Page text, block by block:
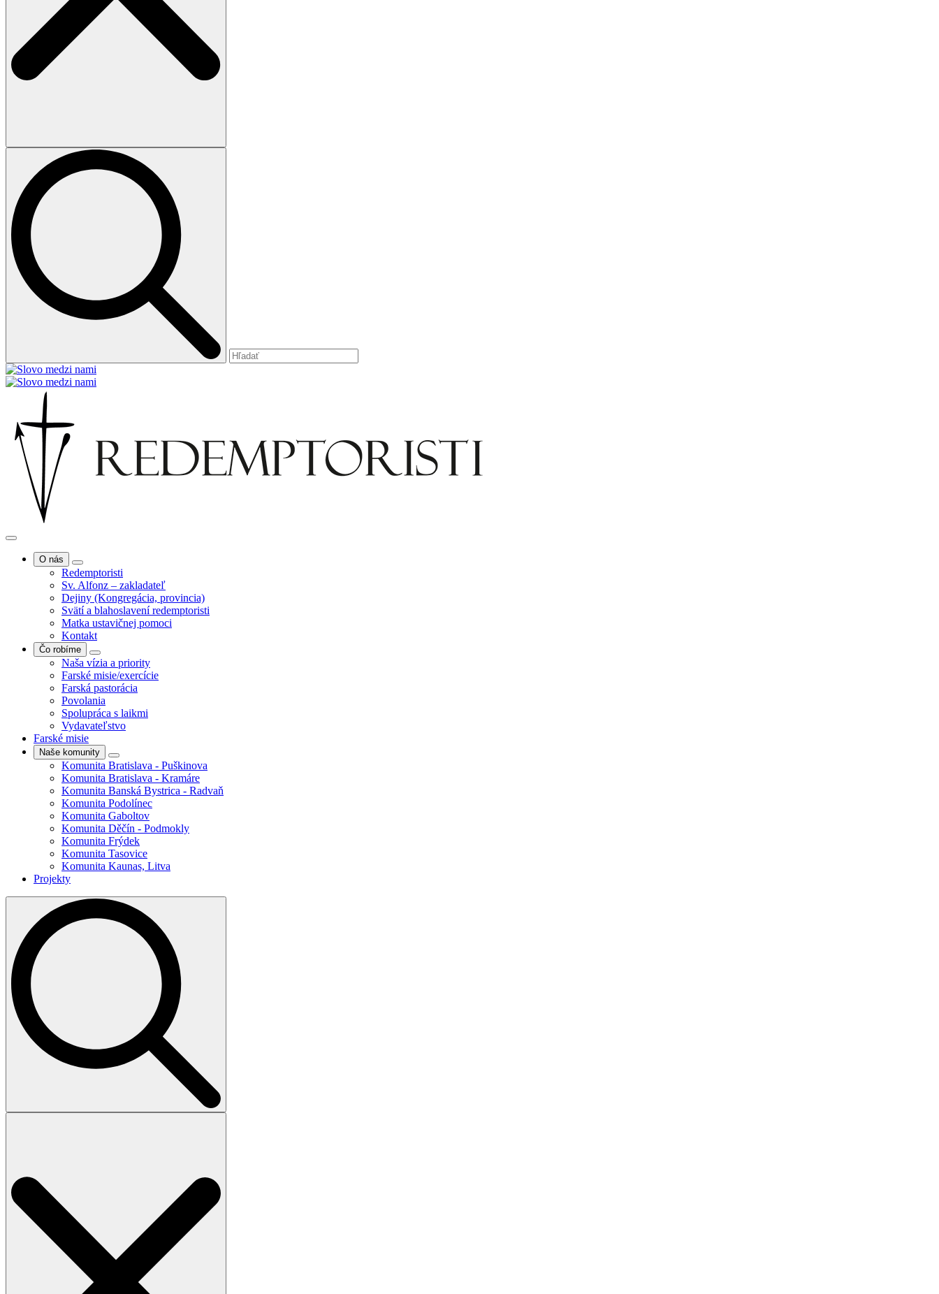
O nás
Redemptoristi
Sv. Alfonz – zakladateľ
Dejiny (Kongregácia, provincia)
Svätí a blahoslavení redemptoristi
Matka ustavičnej pomoci
Kontakt
Čo robíme
Naša vízia a priority
Farské misie/exercície
Farská pastorácia
Povolania
Spolupráca s laikmi
Vydavateľstvo
Farské misie
Naše komunity
Komunita Bratislava - Puškinova
Komunita Bratislava - Kramáre
Komunita Banská Bystrica - Radvaň
Komunita Podolínec
Komunita Gaboltov
Komunita Děčín - Podmokly
Komunita Frýdek
Komunita Tasovice
Komunita Kaunas, Litva
Projekty
Search